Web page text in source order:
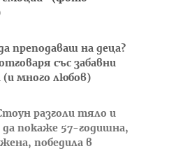
преподаваш на деца?
със забавни
(и много любов)
разголи тяло и
да покаже 57-годишна,
победила в